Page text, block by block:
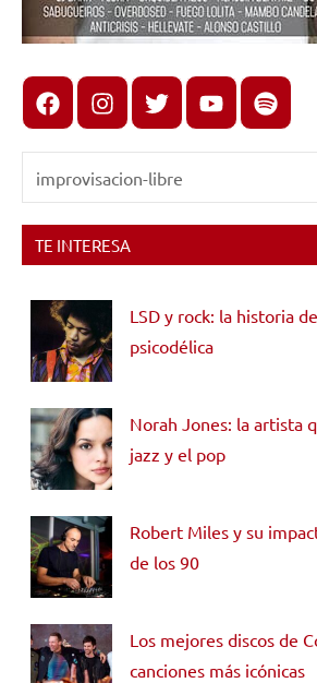
FacebookInstagram
X youtubespotify
TE INTERESA
LSD y rock: la historia
psicodélica
Norah Jones: la artista
jazz y el pop
Robert Miles y su
de los 90
Los mejores discos de
canciones más icónicas